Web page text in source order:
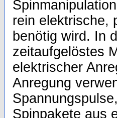
rein elektrische,
benötig wird. In
zeitaufgelöstes
elektrischer
Anregung
Spinpakete aus